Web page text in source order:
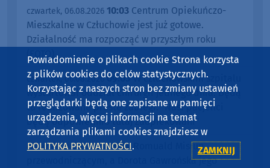
czwartek, 06.08.2026 10:03 Centrum Opiekuńczo-
Mieszkalne w Człuchowie jest już gotowe.
Działalność ma rozpocząć w przyszłym roku
(FOTO)
czwartek, 06.08.2026 09:05W człuchowskim szpitalu
wystartował oddział chirurgii jednego dnia. Będą
tu realizowane proste zabiegi. "Nasi pacjenci
będą odpowiednio tutaj zaopiekowani"
czwartek, 06.08.2026 08:04Romuald Misiun
przewodniczącym, a Dorota Gawrońska jego
Powiadomienie o plikach cookie Strona korzysta
z plików cookies do celów statystycznych.
Korzystając z naszych stron bez zmiany ustawień
przeglądarki będą one zapisane w pamięci
urządzenia, więcej informacji na temat
zarządzania plikami cookies znajdziesz w
POLITYKA PRYWATNOŚCI. ZAMKNIJ